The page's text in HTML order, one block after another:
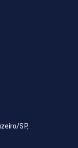
SP,